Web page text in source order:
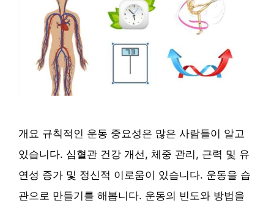
개요 규칙적인 운동 중요성은 많은 사람들이 알고
있습니다. 심혈관 건강 개선, 체중 관리, 근력 및 유
연성 증가 및 정신적 이로움이 있습니다. 운동을 습
관으로 만들기를 해봅니다. 운동의 빈도와 방법을